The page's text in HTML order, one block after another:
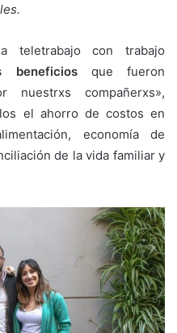
teletrabajo con trabajo
beneficiosque fueron
nuestrxs compañerxs»,
el ahorro de costos en
economía de
de la vida familiar y